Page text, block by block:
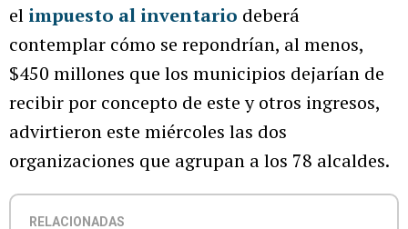
el impuesto al inventario deberá
contemplar cómo se repondrían, al menos,
$450 millones que los municipios dejarían de
recibir por concepto de este y otros ingresos,
advirtieron este miércoles las dos
organizaciones que agrupan a los 78 alcaldes.
RELACIONADAS